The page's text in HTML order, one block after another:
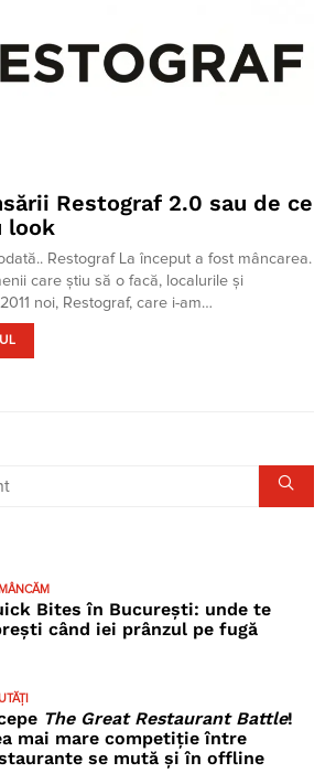
Restograf 2.0 sau de ce
look
Restograf La început a fost mâncarea.
care știu să o facă, localurile și
noi, Restograf, care i-am…
Bites în București: unde te
când iei prânzul pe fugă
The Great Restaurant Battle!
mai mare competiție între
se mută și în offline